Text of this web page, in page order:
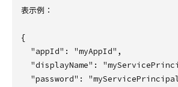
表示例：
{
  "appId": "myAppId",
"displayName":
"password":